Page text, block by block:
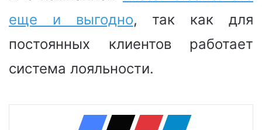
еще и выгодно, так как для
постоянных клиентов работает
система лояльности.